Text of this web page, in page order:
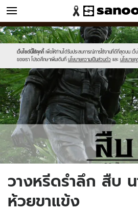
ข่าว
เว็บไซต์นี้ใช้คุกกี้ เพื่อให้ท่านได้รับประสบการณ์การใช้งานที่ดีที่สุดบน เว็
ของเรา โปรดศึกษาเพิ่มเติมที่ นโยบายความเป็นส่วนตัว และ นโยบายคุ
Sanook
//s.isanook.com/sr/0/images/logo-
new-
sanook.png
600
60
//s.isanook.com/ns/0/ud/371/1857694/
01.jpg
วางหรีดรำลึก สืบ น
ห้วยขาแข้ง